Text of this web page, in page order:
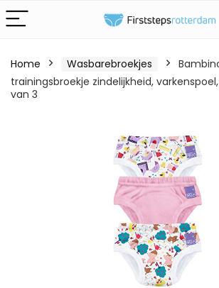
Home Wasbarebroekjes
trainingsbroekje zindelijkheid,
van 3